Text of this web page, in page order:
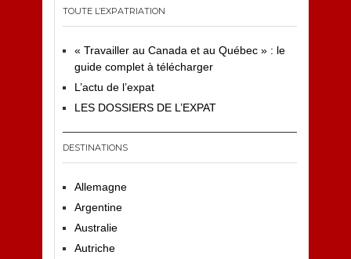
TOUTE L’EXPATRIATION
« Travailler au Canada et au Québec » : le
guide complet à télécharger
L’actu de l’expat
LES DOSSIERS DE L’EXPAT
DESTINATIONS
Allemagne
Argentine
Australie
Autriche